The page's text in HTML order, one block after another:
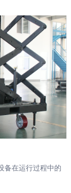
备在运行过程中的